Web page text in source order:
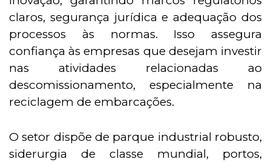
claros, segurança jurídica e adequação dos
processos às normas. Isso assegura
confiança às empresas que desejam investir
nas atividades relacionadas ao
descomissionamento, especialmente na
reciclagem de embarcações.
O setor dispõe de parque industrial robusto,
siderurgia de classe mundial, portos,